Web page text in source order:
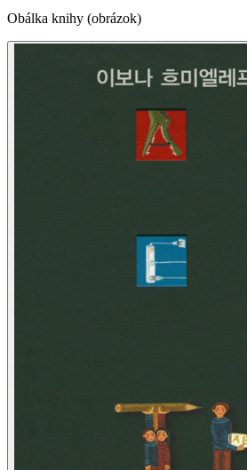
Obálka knihy (obrázok)